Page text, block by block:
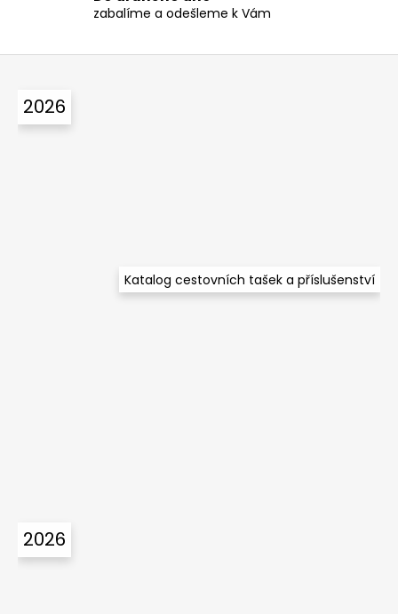
i
u
zabalíme a odešleme k Vám
2026
Katalog cestovních tašek a příslušenství
2026